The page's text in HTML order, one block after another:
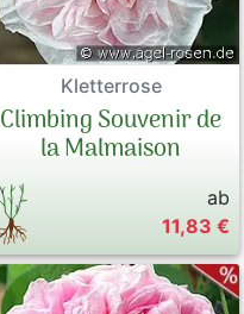
Kletterrose
Climbing Souvenir de
la Malmaison
ab
11,83 €